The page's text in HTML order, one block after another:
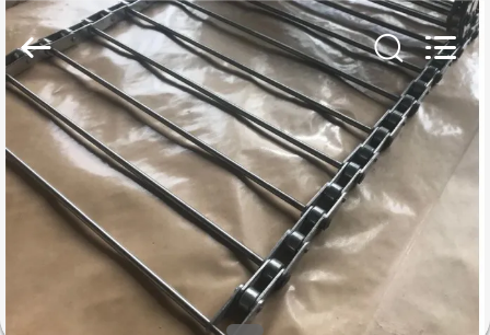
HUIS
PRODUCTEN
ONGEVEER
Hebei
Reking
Mesh
Co.,Ltd.
All
Rights
Reserved.